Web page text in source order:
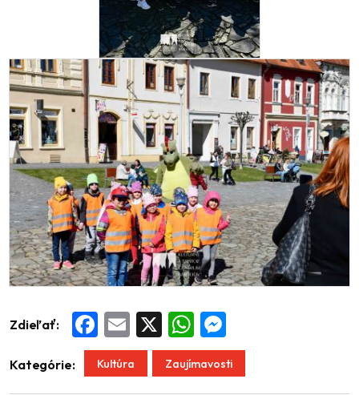
Zdieľať: Facebook
Email WhatsApp
Kategórie: Kultúra Zaujímavosti